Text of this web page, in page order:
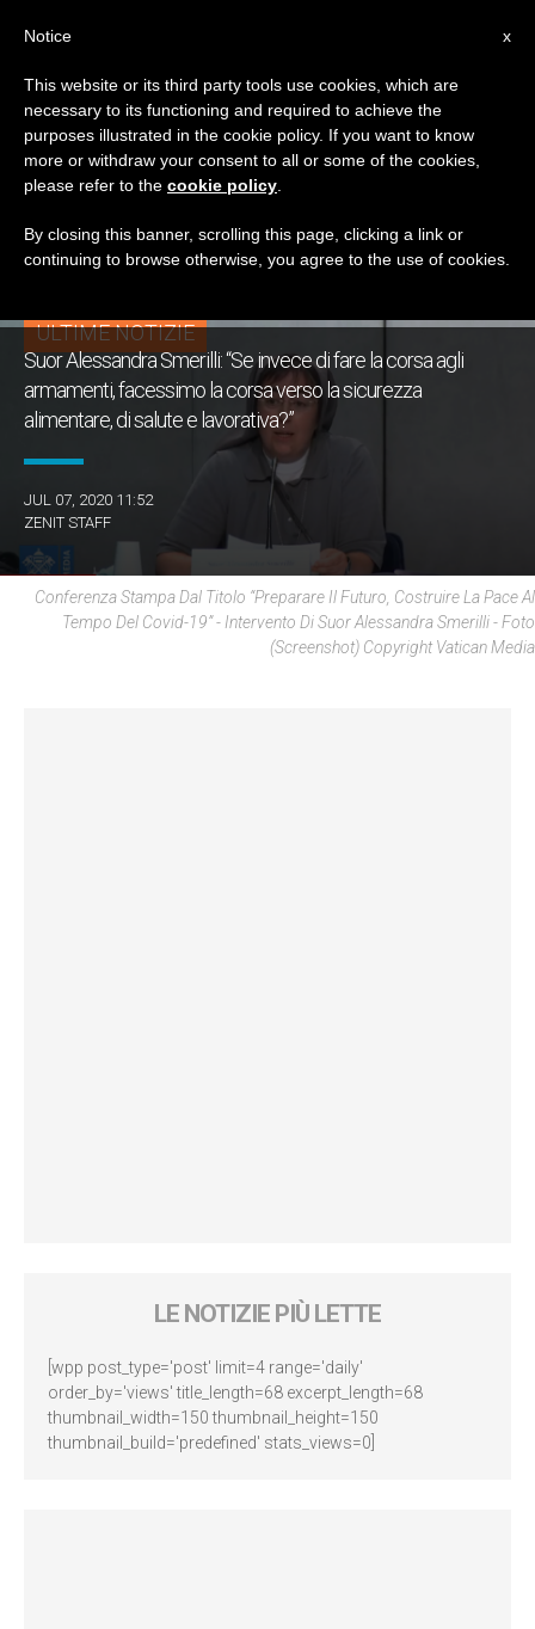
TAG
Posts Tagged ‘suor
Alessandra Smerilli’
ULTIME NOTIZIE
Suor Alessandra Smerilli: “Se invece di fare la corsa agli
armamenti, facessimo la corsa verso la sicurezza
alimentare, di salute e lavorativa?”
JUL 07, 2020 11:52
ZENIT STAFF
Conferenza Stampa Dal Titolo “Preparare Il Futuro, Costruire La Pace Al
Tempo Del Covid-19” - Intervento Di Suor Alessandra Smerilli - Foto
(Screenshot) Copyright Vatican Media
LE NOTIZIE PIÙ LETTE
[wpp post_type='post' limit=4 range='daily'
order_by='views' title_length=68 excerpt_length=68
thumbnail_width=150 thumbnail_height=150
thumbnail_build='predefined' stats_views=0]
x
Notice
This website or its third party tools use cookies, which are
necessary to its functioning and required to achieve the
purposes illustrated in the cookie policy. If you want to know
more or withdraw your consent to all or some of the cookies,
please refer to the cookie policy
By closing this banner, scrolling this page, clicking a link or
continuing to browse otherwise, you agree to the use of cookies.